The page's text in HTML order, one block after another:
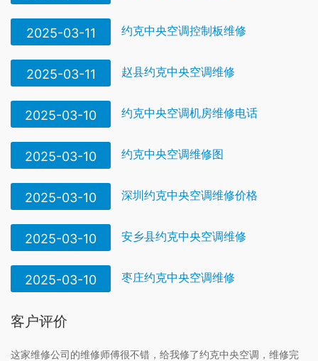
2025-03-11 约克中央空调控制板维修
2025-03-11 赵县约克中央空调维修
2025-03-10 约克中央空调机房维修电话
2025-03-10 约克中央空调维修图
2025-03-10 深圳约克中央空调维修价格
2025-03-10 安乡县约克中央空调维修
2025-03-10 枣庄约克中央空调维修
客户评价
这家维修公司的维修师傅很不错，给我修了约克中央空调，维修完